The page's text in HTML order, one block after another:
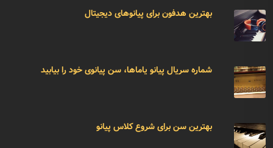
بهترین هدفون برای پیانوهای دیجیتال
شماره سریال پیانو یاماها، سن پیانوی خود را بیابید
بهترین سن برای شروع کلاس پیانو